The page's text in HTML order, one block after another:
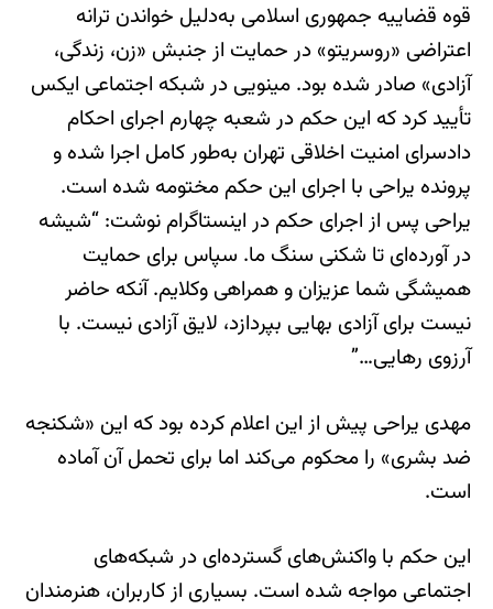
قوه قضاییه جمهوری اسلامی به‌دلیل خواندن ترانه
اعتراضی «روسریتو» در حمایت از جنبش «زن، زندگی،
آزادی» صادر شده بود. مینویی در شبکه اجتماعی ایکس
تأیید کرد که این حکم در شعبه چهارم اجرای احکام
دادسرای امنیت اخلاقی تهران به‌طور کامل اجرا شده و
پرونده یراحی با اجرای این حکم مختومه شده است.
یراحی پس از اجرای حکم در اینستاگرام نوشت: “شیشه
در آورده‌ای تا شکنی سنگ ما. سپاس برای حمایت
همیشگی شما عزیزان و همراهی وکلایم. آنکه حاضر
نیست برای آزادی بهایی بپردازد، لایق آزادی نیست. با
آرزوی رهایی…”
مهدی یراحی پیش از این اعلام کرده بود که این «شکنجه
ضد بشری» را محکوم می‌کند اما برای تحمل آن آماده
است.
این حکم با واکنش‌های گسترده‌ای در شبکه‌های
اجتماعی مواجه شده است. بسیاری از کاربران، هنرمندان